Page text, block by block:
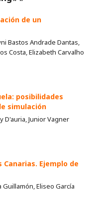
de un
Bastos Andrade Dantas,
Costa, Elizabeth Carvalho
posibilidades
simulación
D'auria, Junior Vagner
Ejemplo de
Eliseo García